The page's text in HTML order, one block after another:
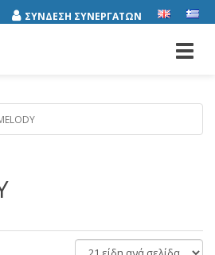
ΣΥΝΔΕΣΗ ΣΥΝΕΡΓΑΤΩΝ
είδη